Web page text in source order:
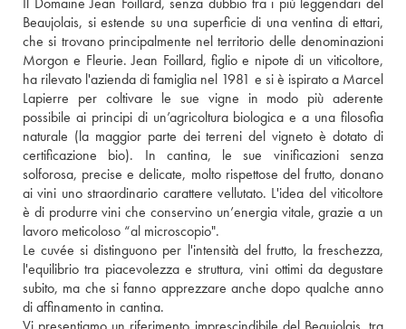
Beaujolais, si estende su una superficie di una ventina di ettari,
che si trovano principalmente nel territorio delle denominazioni
Morgon e Fleurie. Jean Foillard, figlio e nipote di un viticoltore,
ha rilevato l'azienda di famiglia nel 1981 e si è ispirato a Marcel
Lapierre per coltivare le sue vigne in modo più aderente
possibile ai principi di un’agricoltura biologica e a una filosofia
naturale (la maggior parte dei terreni del vigneto è dotato di
certificazione bio). In cantina, le sue vinificazioni senza
solforosa, precise e delicate, molto rispettose del frutto, donano
ai vini uno straordinario carattere vellutato. L'idea del viticoltore
è di produrre vini che conservino un’energia vitale, grazie a un
lavoro meticoloso “al microscopio".
Le cuvée si distinguono per l'intensità del frutto, la freschezza,
l'equilibrio tra piacevolezza e struttura, vini ottimi da degustare
subito, ma che si fanno apprezzare anche dopo qualche anno
di affinamento in cantina.